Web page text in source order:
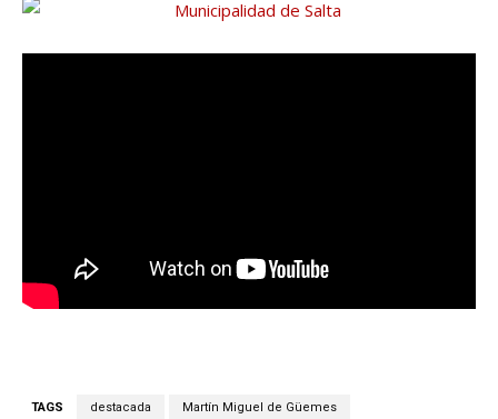
TAGS destacada Martín Miguel de Güemes